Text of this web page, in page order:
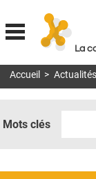
La
MON COMPTE
Accueil > Actualités
Mots clés